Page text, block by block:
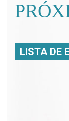
LISTA DE